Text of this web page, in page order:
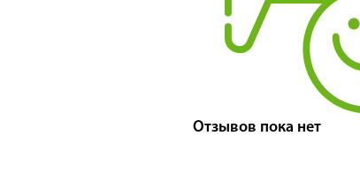
Отзывов пока нет